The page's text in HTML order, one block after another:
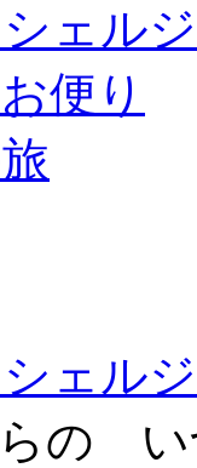
ェル
便り
ェル
の い